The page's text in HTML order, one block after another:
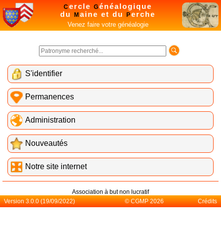
Cercle Généalogique
du
M aine et du Perche
Venez faire votre généalogie
S'identifier
Permanences
Administration
Nouveautés
Notre site internet
Association à but non lucratif
Version 3.0.0 (19/09/2022)
© CGMP 2026 Crédits